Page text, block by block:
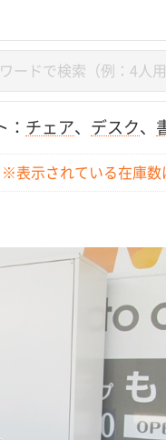
： チェア、 デスク、
※表示されている在庫数